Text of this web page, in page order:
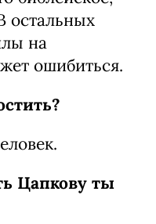
остальных
на
ошибиться.
Цапкову ты